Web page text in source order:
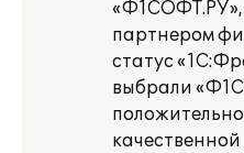
партнером
статус
выбрали